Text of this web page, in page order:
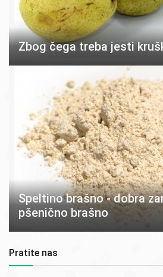
Zbog čega treba jesti
Speltino brašno - dobra
pšenično brašno
Pratite nas